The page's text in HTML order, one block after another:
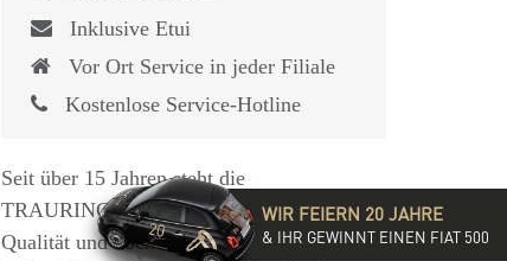
Inklusive Etui
Vor Ort Service in jeder Filiale
Kostenlose Service-Hotline
Seit über 15 Jahren steht die
TRAURINGSCHMIEDE für exzellente
Qualität und hochwertige Beratung mit
WIR FEIERN 20 JAHRE
& IHR GEWINNT EINEN FIAT 500